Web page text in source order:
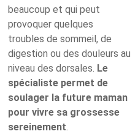
beaucoup et qui peut
provoquer quelques
troubles de sommeil, de
digestion ou des douleurs au
niveau des dorsales. Le
spécialiste permet de
soulager la future maman
pour vivre sa grossesse
sereinement.